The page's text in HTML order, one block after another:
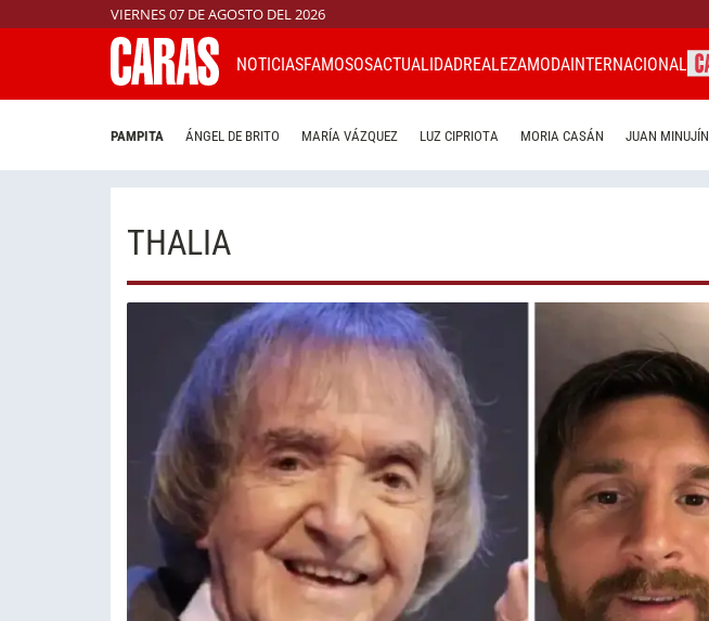
VIERNES 07 DE AGOSTO DEL 2026
NOTICIASFAMOSOSACTUALIDADREALEZAMODAINTERNACIONAL
PAMPITA ÁNGEL DE BRITO MARÍA VÁZQUEZ LUZ CIPRIOTA MORIA CASÁN JUAN MINUJÍN
THALIA